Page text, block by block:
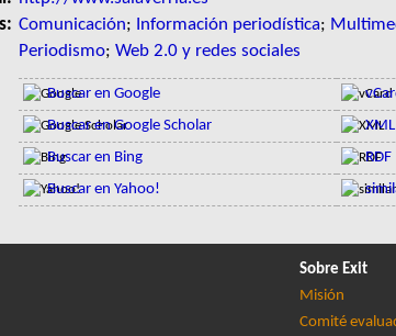
Comunicación; Información periodística;
Periodismo; Web 2.0 y redes sociales
Buscar en Google
Buscar en Google Scholar
Buscar en Bing
Buscar en Yahoo!
XML
RDF
Sobre Exit
Misión
Comité